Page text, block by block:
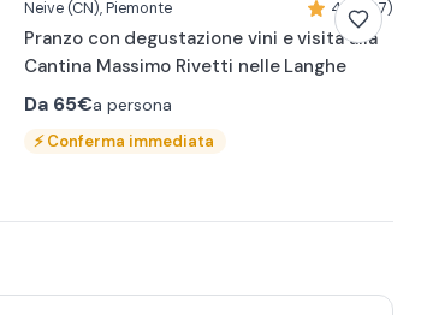
Neive (CN), Piemonte 4,9 (107)
Pranzo con degustazione vini e visita alla
Cantina Massimo Rivetti nelle Langhe
Da 65€a persona
⚡Conferma immediata